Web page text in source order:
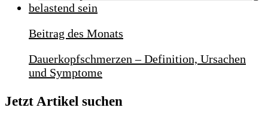
Beitrag des Monats
Dauerkopfschmerzen – Definition, Ursachen
und Symptome
Jetzt Artikel suchen